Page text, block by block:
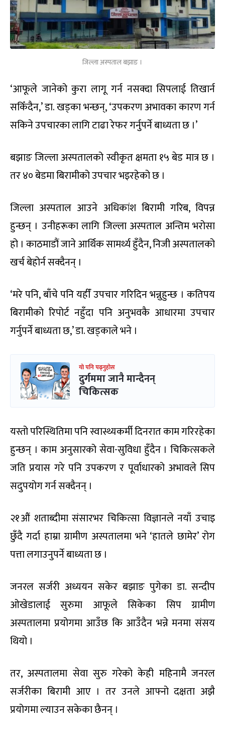
जिल्ला अस्पताल बझाङ ।
‘आफूले जानेको कुरा लागू गर्न नसक्दा सिपलाई तिखार्न
सकिँदैन,’ डा. खड्का भन्छन्, ‘उपकरण अभावका कारण गर्न
सकिने उपचारका लागि टाढा रेफर गर्नुपर्ने बाध्यता छ ।’
बझाङ जिल्ला अस्पतालको स्वीकृत क्षमता १५ बेड मात्र छ ।
तर ४० बेडमा बिरामीको उपचार भइरहेको छ ।
जिल्ला अस्पताल आउने अधिकांश बिरामी गरिब, विपन्न
हुन्छन् । उनीहरूका लागि जिल्ला अस्पताल अन्तिम भरोसा
हो । काठमाडौं जाने आर्थिक सामर्थ्य हुँदैन, निजी अस्पतालको
खर्च बेहोर्न सक्दैनन् ।
‘मरे पनि, बाँचे पनि यहीँ उपचार गरिदिन भन्नुहुन्छ । कतिपय
बिरामीको रिपोर्ट नहुँदा पनि अनुभवकै आधारमा उपचार
गर्नुपर्ने बाध्यता छ,’ डा. खड्काले भने ।
यो पनि पढ्नुहोस
दुर्गममा जानै मान्दैनन्
चिकित्सक
यस्तो परिस्थितिमा पनि स्वास्थ्यकर्मी दिनरात काम गरिरहेका
हुन्छन् । काम अनुसारको सेवा-सुविधा हुँदैन । चिकित्सकले
जति प्रयास गरे पनि उपकरण र पूर्वाधारको अभावले सिप
सदुपयोग गर्न सक्दैनन् ।
२१औं शताब्दीमा संसारभर चिकित्सा विज्ञानले नयाँ उचाइ
छुँदै गर्दा हाम्रा ग्रामीण अस्पतालमा भने ‘हातले छामेर’ रोग
पत्ता लगाउनुपर्ने बाध्यता छ ।
जनरल सर्जरी अध्ययन सकेर बझाङ पुगेका डा. सन्दीप
ओखेडालाई सुरुमा आफूले सिकेका सिप ग्रामीण
अस्पतालमा प्रयोगमा आउँछ कि आउँदैन भन्ने मनमा संसय
थियो ।
तर, अस्पतालमा सेवा सुरु गरेको केही महिनामै जनरल
सर्जरीका बिरामी आए । तर उनले आफ्नो दक्षता अझै
प्रयोगमा ल्याउन सकेका छैनन् ।